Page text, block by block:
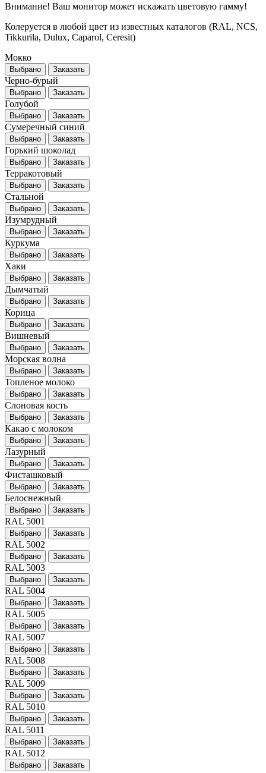
Внимание! Ваш монитор может искажать цветовую гамму!
Колеруется в любой цвет из известных каталогов (RAL, NCS,
Tikkurila, Dulux, Caparol, Ceresit)
Мокко
Выбрано Заказать
Черно-бурый
Выбрано Заказать
Голубой
Выбрано Заказать
Сумеречный синий
Выбрано Заказать
Горький шоколад
Выбрано Заказать
Терракотовый
Выбрано Заказать
Стальной
Выбрано Заказать
Изумрудный
Выбрано Заказать
Куркума
Выбрано Заказать
Хаки
Выбрано Заказать
Дымчатый
Выбрано Заказать
Корица
Выбрано Заказать
Вишневый
Выбрано Заказать
Морская волна
Выбрано Заказать
Топленое молоко
Выбрано Заказать
Слоновая кость
Выбрано Заказать
Какао с молоком
Выбрано Заказать
Лазурный
Выбрано Заказать
Фисташковый
Выбрано Заказать
Белоснежный
Выбрано Заказать
RAL 5001
Выбрано Заказать
RAL 5002
Выбрано Заказать
RAL 5003
Выбрано Заказать
RAL 5004
Выбрано Заказать
RAL 5005
Выбрано Заказать
RAL 5007
Выбрано Заказать
RAL 5008
Выбрано Заказать
RAL 5009
Выбрано Заказать
RAL 5010
Выбрано Заказать
RAL 5011
Выбрано Заказать
RAL 5012
Выбрано Заказать